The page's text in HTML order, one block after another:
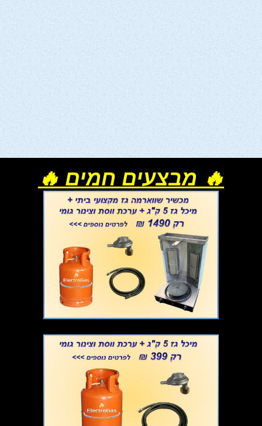
🔥 מבצעים חמים 🔥